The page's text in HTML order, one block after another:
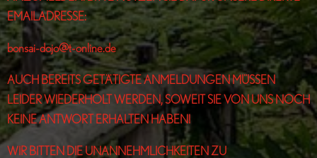
EMAILADRESSE:
bonsai-dojo@t-online.de
AUCH BEREITS GETÄTIGTE ANMELDUNGEN MÜSSEN
LEIDER WIEDERHOLT WERDEN, SOWEIT SIE VON UNS NOCH
KEINE ANTWORT ERHALTEN HABEN!
WIR BITTEN DIE UNANNEHMLICHKEITEN ZU